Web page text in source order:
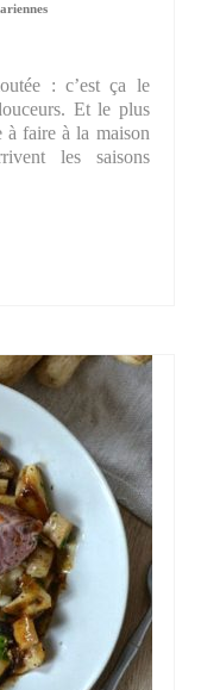
: c’est ça le
Et le plus
à faire à la maison
les saisons